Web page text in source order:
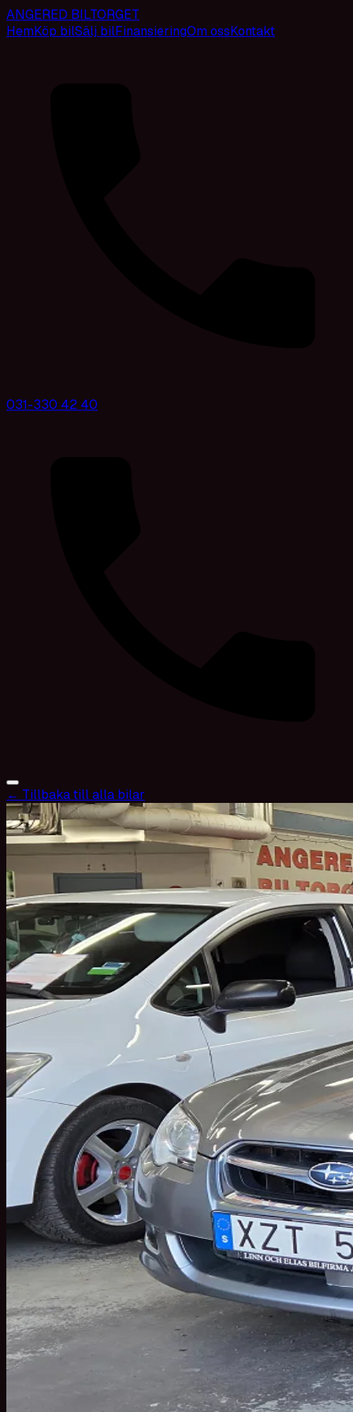
ANGERED BILTORGET
HemKöp bilSälj bilFinansieringOm ossKontakt
031-330 42 40
← Tillbaka till alla bilar